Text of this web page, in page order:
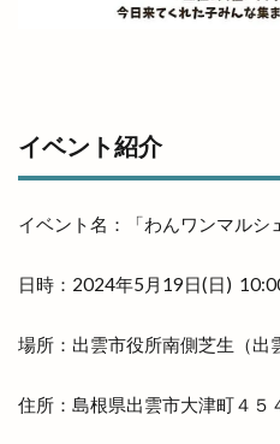
唐揚げ専門店
唐楽
地域展示パネル
地爪
堀川
場所
塊根植物 塩
イベント紹介
イベント名：「わんワンマルシ
日時：2024年5月19日(日)
場所：出雲市役所南側芝生（出
住所：島根県出雲市大津町４５